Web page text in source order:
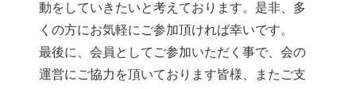
動をしていきたいと考えております。是非、多
くの方にお気軽にご参加頂ければ幸いです。
最後に、会員としてご参加いただく事で、会の
運営にご協力を頂いております皆様、またご支